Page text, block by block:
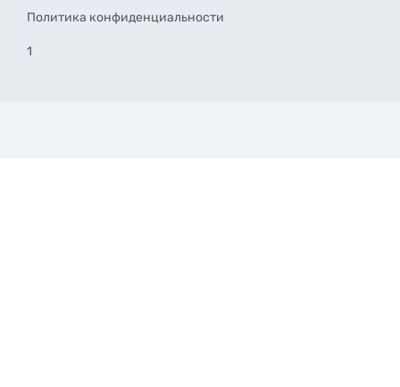
Политика конфиденциальности